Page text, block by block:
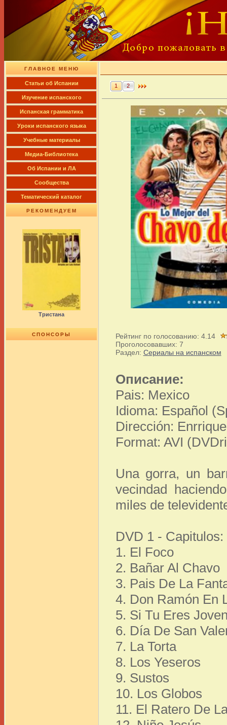
ГЛАВНОЕ МЕНЮ
Cтатьи об Испании
Изучение испанского
Испанская грамматика
Уроки испанского языка
Учебные материалы
Медиа-Библиотека
Об Испании и ЛА
Сообщества
Тематический каталог
РЕКОМЕНДУЕМ
Тристана
СПОНСОРЫ
1 2
Рейтинг по голосованию: 4.14
Проголосовавших: 7
Раздел: Сериалы на испанском
Описание:
Pais: Mexico
Idioma: Español
Dirección:
Format: AVI
Una gorra, un
vecindad
miles de
DVD 1 - Capitulos:
1. El Foco
2. Bañar Al Chavo
3. Pais De La
4. Don Ramón En
5. Si Tu Eres
6. Día De San
7. La Torta
8. Los Yeseros
9. Sustos
10. Los Globos
11. El Ratero De